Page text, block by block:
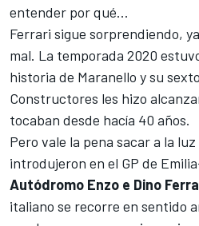
entender por qué...
Ferrari sigue sorprendiendo,
mal. La temporada 2020
historia de Maranello y su
Constructores les hizo
tocaban desde hacía 40 años.
Pero vale la pena sacar a la
introdujeron en el GP de
Autódromo Enzo e Dino
italiano se recorre en sentido